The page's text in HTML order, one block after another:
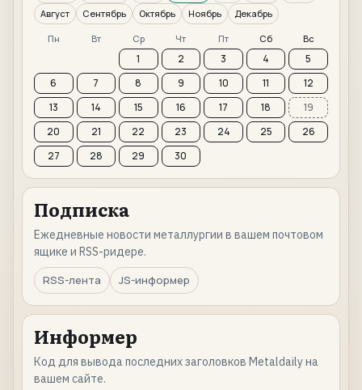
Август
Сентябрь Октябрь Ноябрь Декабрь
Пн Вт Ср Чт Пт Сб Вс
1 2 3 4
5
6
7 8 9 10 11
12
13
14 15 16 17 18
19
20
21 22 23 24 25
26
27
28 29 30
Подписка
Ежедневные новости металлургии в вашем почтовом
ящике и RSS-ридере.
RSS-лента
JS-информер
Информер
Код для вывода последних заголовков Metaldaily на
вашем сайте.